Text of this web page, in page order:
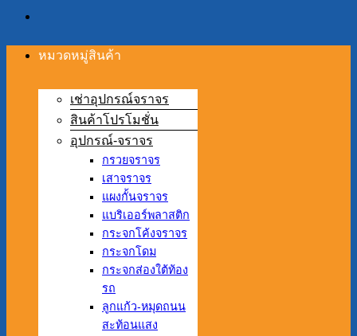
หมวดหมู่สินค้า
เช่าอุปกรณ์จราจร
สินค้าโปรโมชั่น
อุปกรณ์-จราจร
กรวยจราจร
เสาจราจร
แผงกั้นจราจร
แบริเออร์พลาสติก
กระจกโค้งจราจร
กระจกโดม
กระจกส่องใต้ท้อง
รถ
ลูกแก้ว-หมุดถนน
สะท้อนแสง